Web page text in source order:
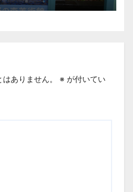
ありません。 ※ が付いてい